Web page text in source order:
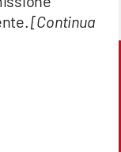
[Continua